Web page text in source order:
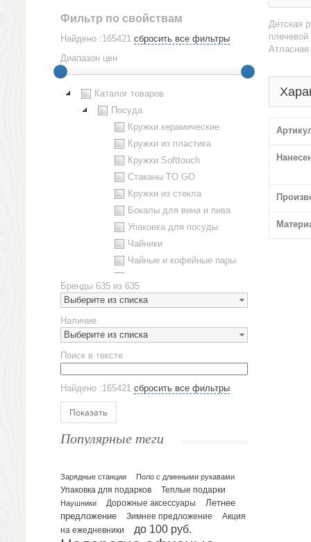
Детская
Атласная
Фильтр по свойствам
Найдено :165421 сбросить все фильтры
Диапазон цен
Каталог товаров
Посуда
Кружки керамические
Кружки из пластика
Кружки Softtouch
Стаканы TO GO
Кружки из стекла
Бокалы для вина и пива
Упаковка для посуды
Чайники
Чайные и кофейные пары
Наборы посуды
Предметы сервировки
Стаканы
Эко кружки
ЕВРОПОСУДА
Аксессуары
Ежедневники и блокноты
Датированные ежедневники
Планинги и телефонные книжки
Планинги датированные
Планинги недатированные
Телефонные книжки
Бренды 635 из 635
Выберите из списка
Наличие
Выберите из списка
Поиск в тексте
Найдено :165421 сбросить все фильтры
Показать
Популярные теги
Зарядные станции Поло с длинными рукавами
Упаковка для подарков
Теплые подарки
Наушники
Дорожные аксессуары
Летнее
предложение
Зимнее предложение
Акция
на ежедневники
до 100 руб.